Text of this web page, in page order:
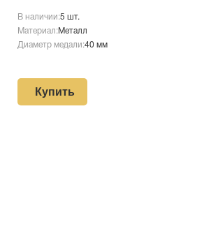
В наличии:5 шт.
Материал:Металл
Диаметр медали:40 мм
Купить